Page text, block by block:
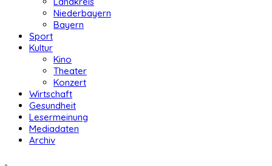
Niederbayern
Bayern
Sport
Kultur
Kino
Theater
Konzert
Wirtschaft
Gesundheit
Lesermeinung
Mediadaten
Archiv